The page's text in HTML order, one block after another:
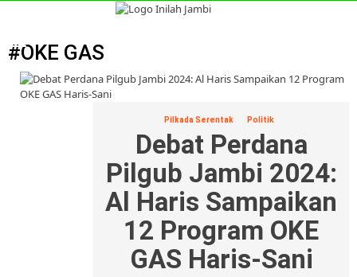
#OKE GAS
Pilkada Serentak Politik
Debat Perdana
Pilgub Jambi 2024:
Al Haris Sampaikan
12 Program OKE
GAS Haris-Sani